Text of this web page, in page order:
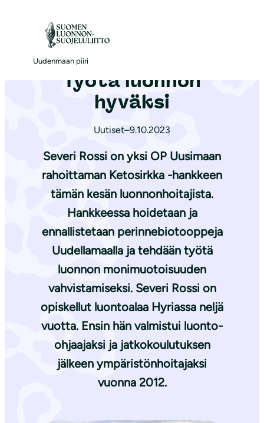
Uudenmaan piiri
Etusivu|Ajankohtaista
Työtä luonnon
hyväksi
Uutiset–9.10.2023
Severi Rossi on yksi OP Uusimaan
rahoittaman Ketosirkka -hankkeen
tämän kesän luonnonhoitajista.
Hankkeessa hoidetaan ja
ennallistetaan perinnebiotooppeja
Uudellamaalla ja tehdään työtä
luonnon monimuotoisuuden
vahvistamiseksi. Severi Rossi on
opiskellut luontoalaa Hyriassa neljä
vuotta. Ensin hän valmistui luonto-
ohjaajaksi ja jatkokoulutuksen
jälkeen ympäristönhoitajaksi
vuonna 2012.